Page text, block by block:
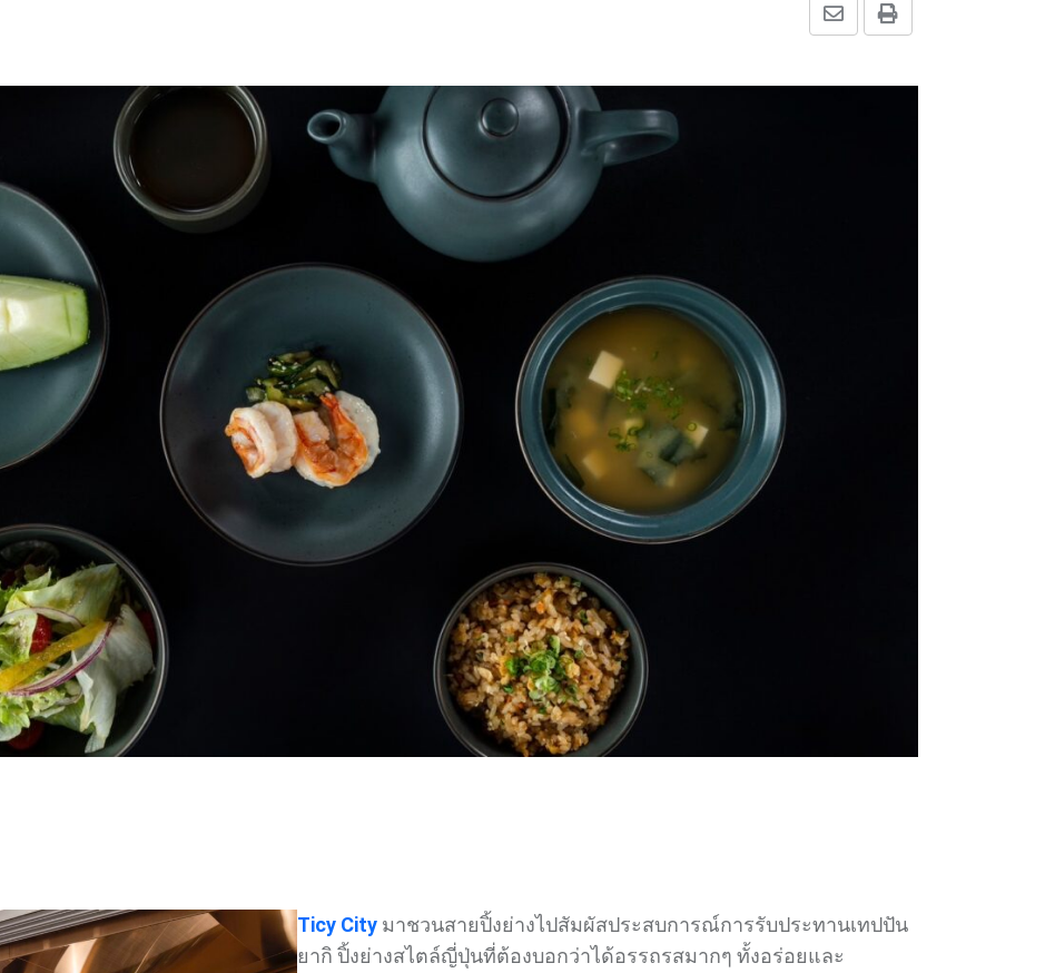
Print
Share
Email
Ticy City มาชวนสายปิ้งย่างไปสัมผัสประสบการณ์การรับประทานเทปปัน
ยากิ ปิ้งย่างสไตล์ญี่ปุ่นที่ต้องบอกว่าได้อรรถรสมากๆ ทั้งอร่อยและ